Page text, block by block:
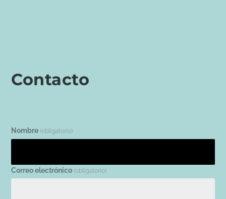
Contacto
Nombre (obligatorio)
Correo electrónico (obligatorio)